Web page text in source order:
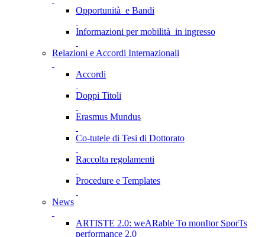
Opportunità e Bandi
Informazioni per mobilità in ingresso
Relazioni e Accordi Internazionali
Accordi
Doppi Titoli
Erasmus Mundus
Co-tutele di Tesi di Dottorato
Raccolta regolamenti
Procedure e Templates
News
ARTISTE 2.0: weARable To monItor SporTs
performance 2.0